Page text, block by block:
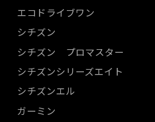
エコドライブワン
シチズン
シチズン プロマスター
シチズンシリーズエイト
シチズンエル
ガーミン